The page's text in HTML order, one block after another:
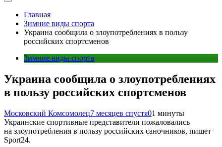
Главная
Зимние виды спорта
Украина сообщила о злоупотреблениях в пользу
российских спортсменов
Зимние виды спорта
Украина сообщила о злоупотреблениях
в пользу российских спортсменов
Московский Комсомолец7 месяцев спустя01 минуты
Украинские спортивные представители пожаловались
на злоупотребления в пользу российских саночников, пишет
Sport24.